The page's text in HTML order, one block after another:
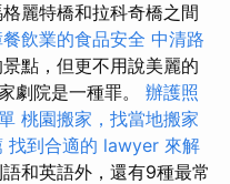
麗特橋和拉科奇橋之間
飲業的食品安全 中清路
點，但更不用說美麗的
劇院是一種罪。 辦護照
桃園搬家，找當地搬家
找到合適的 lawyer 來解
和英語外，還有9種最常